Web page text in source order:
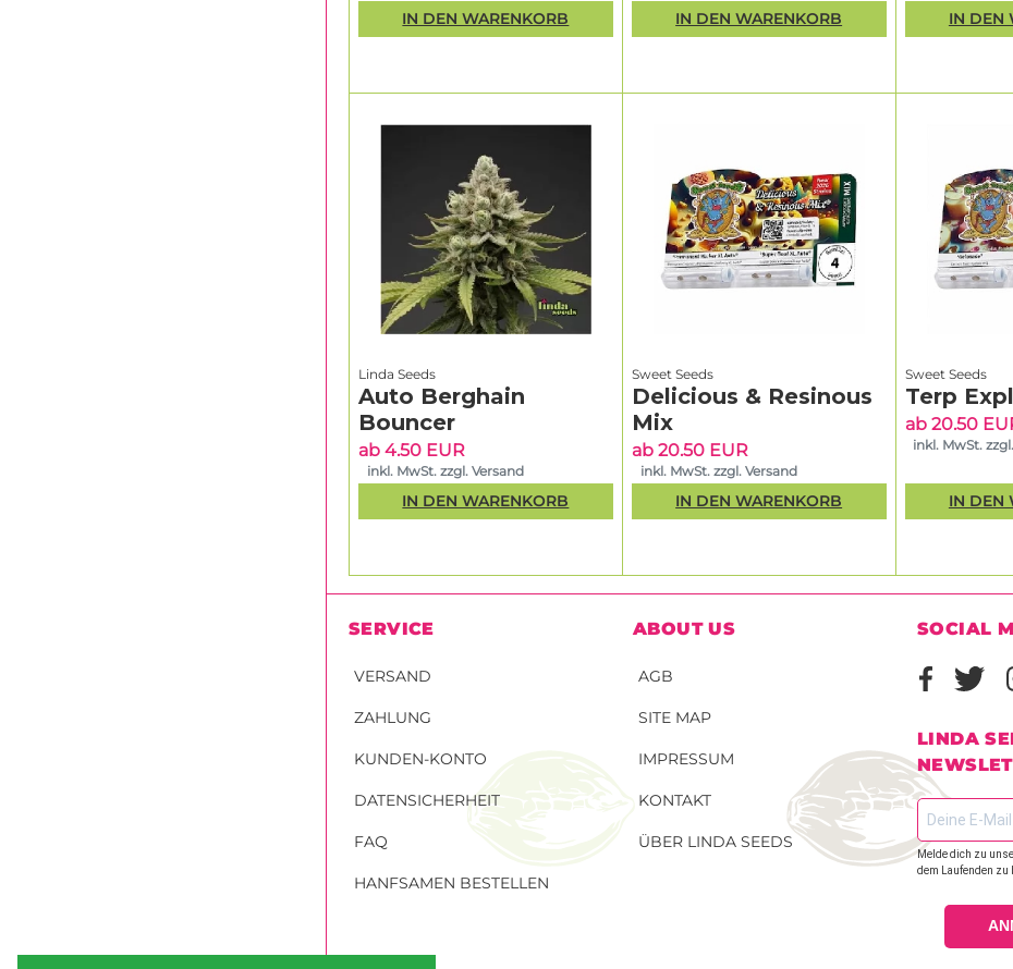
IN DEN WARENKORB IN DEN WARENKORB IN DEN
Linda Seeds
Auto Berghain
Bouncer
ab 4.50 EUR
inkl. MwSt. zzgl. Versand
IN DEN WARENKORB
Sweet Seeds
Delicious & Resinous
Mix
ab 20.50 EUR
inkl. MwSt. zzgl. Versand
IN DEN WARENKORB
Sweet Seeds
Terp
ab 20.50
inkl. MwSt.
IN DEN
SERVICE
VERSAND
ZAHLUNG
KUNDEN-KONTO
DATENSICHERHEIT
FAQ
HANFSAMEN BESTELLEN
ABOUT US
AGB
SITE MAP
IMPRESSUM
KONTAKT
ÜBER LINDA SEEDS
SOCIAL
LINDA
Melde dich zu
dem Laufenden zu